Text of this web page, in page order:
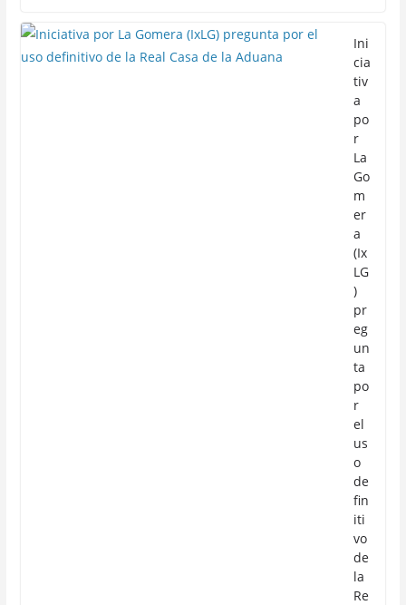
Ini
cia
tiv
a
po
r
La
Go
m
er
a
(Ix
LG
)
pr
eg
un
ta
po
r
el
us
o
de
fin
iti
vo
de
la
Re